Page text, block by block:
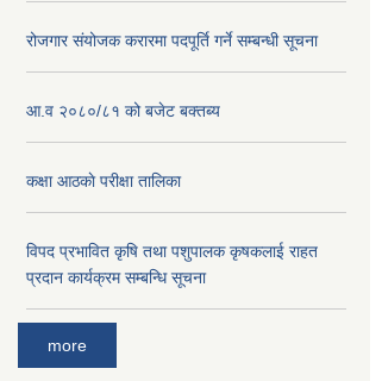
रोजगार संयोजक करारमा पदपूर्ति गर्ने सम्बन्धी सूचना
आ.व २०८०/८१ को बजेट बक्तब्य
कक्षा आठकाे परीक्षा तालिका
विपद प्रभावित कृषि तथा पशुपालक कृषकलाई राहत
प्रदान कार्यक्रम सम्बन्धि सूचना
more